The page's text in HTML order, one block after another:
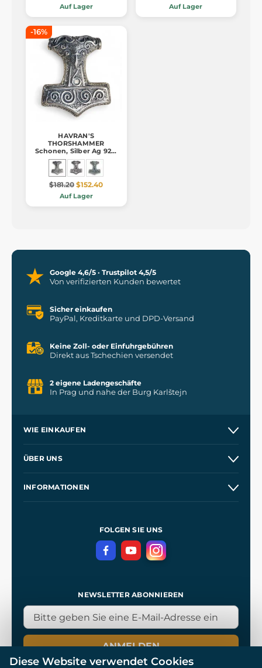
Auf Lager Auf Lager
-16%
HAVRAN'S
THORSHAMMER
Schonen, Silber Ag 925,
18 g
$181.20 $152.40
Auf Lager
Google 4,6/5 · Trustpilot 4,5/5
Von verifizierten Kunden bewertet
Sicher einkaufen
PayPal, Kreditkarte und DPD-Versand
Keine Zoll- oder Einfuhrgebühren
Direkt aus Tschechien versendet
2 eigene Ladengeschäfte
In Prag und nahe der Burg Karlštejn
WIE EINKAUFEN
Kontakt
ÜBER UNS
INFORMATIONEN
DatenschutzerklärungFOLGEN SIE UNS
NEWSLETTER ABONNIEREN
ANMELDEN
Diese Website verwendet Cookies